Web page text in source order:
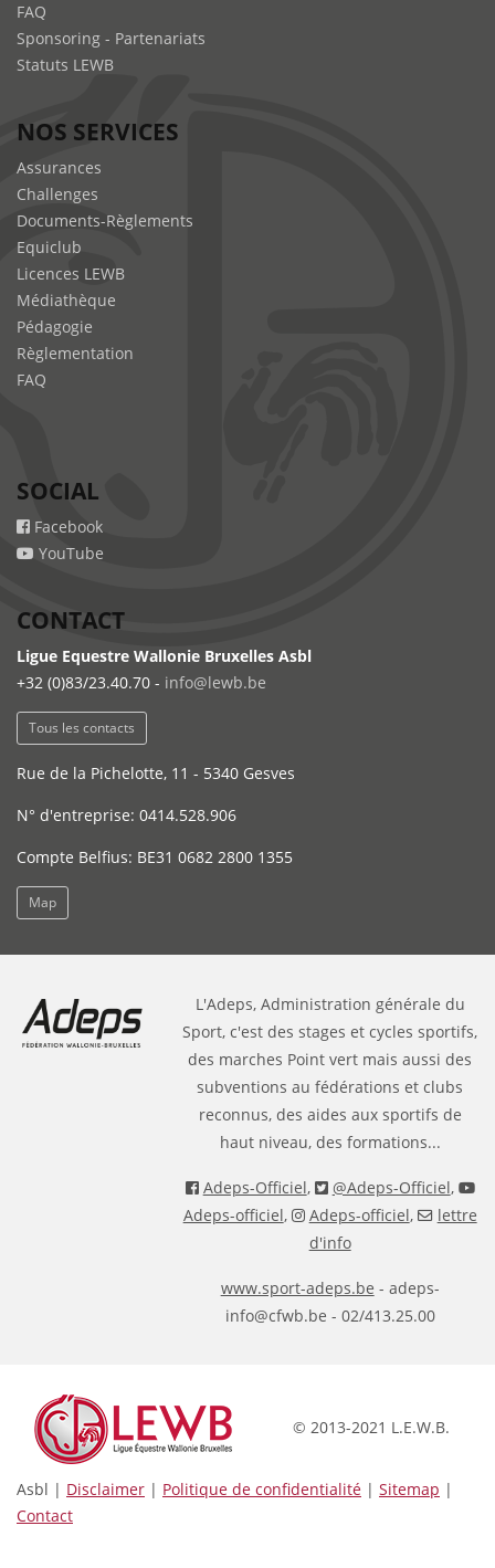
FAQ
Sponsoring - Partenariats
Statuts LEWB
NOS SERVICES
Assurances
Challenges
Documents-Règlements
Equiclub
Licences LEWB
Médiathèque
Pédagogie
Règlementation
FAQ
SOCIAL
Facebook
YouTube
CONTACT
Ligue Equestre Wallonie Bruxelles Asbl
+32 (0)83/23.40.70 - info@lewb.be
Tous les contacts
Rue de la Pichelotte, 11 - 5340 Gesves
N° d'entreprise: 0414.528.906
Compte Belfius: BE31 0682 2800 1355
Map
L'Adeps, Administration générale du
Sport, c'est des stages et cycles sportifs,
des marches Point vert mais aussi des
subventions au fédérations et clubs
reconnus, des aides aux sportifs de
haut niveau, des formations...
Adeps-Officiel, @Adeps-Officiel,
Adeps-officiel, Adeps-officiel,
lettre
d'info
www.sport-adeps.be - adeps-
info@cfwb.be - 02/413.25.00
© 2013-2021 L.E.W.B.
Asbl | Disclaimer | Politique de confidentialité | Sitemap |
Contact